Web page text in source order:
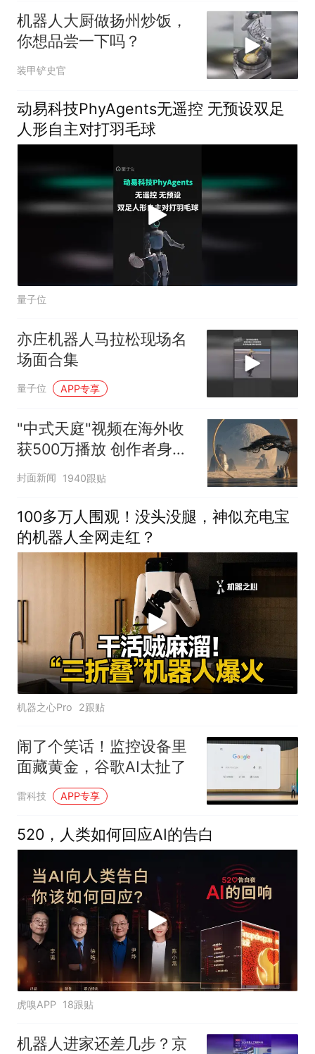
机器人大厨做扬州炒饭，
你想品尝一下吗？
装甲铲史官
动易科技PhyAgents无遥控 无预设双足
人形自主对打羽毛球
量子位
亦庄机器人马拉松现场名
场面合集
量子位 APP专享
"中式天庭"视频在海外收
获500万播放 创作者身份
披露
封面新闻 1940跟贴
100多万人围观！没头没腿，神似充电宝
的机器人全网走红？
机器之心Pro 2跟贴
闹了个笑话！监控设备里
面藏黄金，谷歌AI太扯了
雷科技 APP专享
520，人类如何回应AI的告白
虎嗅APP 18跟贴
机器人进家还差几步？京